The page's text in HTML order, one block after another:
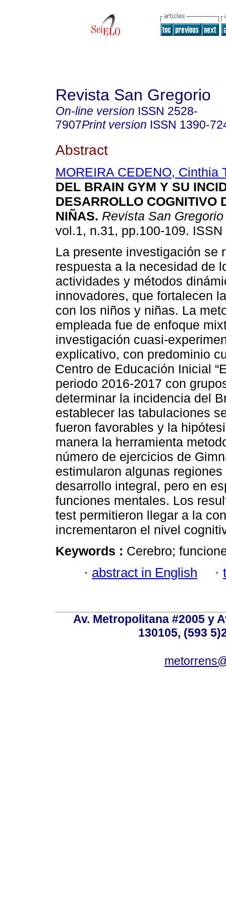
Revista San Gregorio
On-line version ISSN 2528-
7907Print version ISSN 1390-
Abstract
MOREIRA CEDENO, Cinthia
DEL BRAIN GYM Y SU
DESARROLLO COGNITIVO
NIÑAS. Revista San Gregorio
vol.1, n.31, pp.100-109.
La presente investigación se
respuesta a la necesidad de
actividades y métodos
innovadores, que fortalecen
con los niños y niñas. La
empleada fue de enfoque
investigación cuasi-
explicativo, con predominio
Centro de Educación Inicial
periodo 2016-2017 con
determinar la incidencia del
establecer las tabulaciones
fueron favorables y la
manera la herramienta
número de ejercicios de
estimularon algunas
desarrollo integral, pero en
funciones mentales. Los
test permitieron llegar a la
incrementaron el nivel
Keywords : Cerebro;
· abstract in English ·
Av. Metropolitana #2005 y
130105, (593